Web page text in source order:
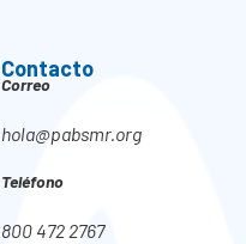
Contacto
Correo
hola@pabsmr.org
Teléfono
800 472 2767